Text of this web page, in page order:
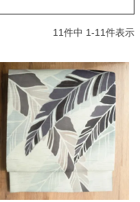
11件中 1-11件表示